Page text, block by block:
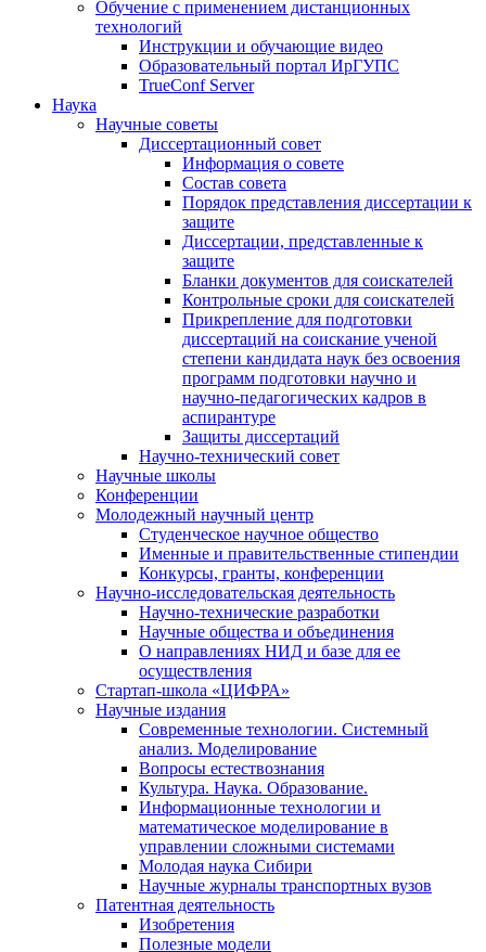
Обучение с применением дистанционных
технологий
Инструкции и обучающие видео
Образовательный портал ИрГУПС
TrueConf Server
Наука
Научные советы
Диссертационный совет
Информация о совете
Состав совета
Порядок представления диссертации к
защите
Диссертации, представленные к
защите
Бланки документов для соискателей
Контрольные сроки для соискателей
Прикрепление для подготовки
диссертаций на соискание ученой
степени кандидата наук без освоения
программ подготовки научно и
научно-педагогических кадров в
аспирантуре
Защиты диссертаций
Научно-технический совет
Научные школы
Конференции
Молодежный научный центр
Студенческое научное общество
Именные и правительственные стипендии
Конкурсы, гранты, конференции
Научно-исследовательская деятельность
Научно-технические разработки
Научные общества и объединения
О направлениях НИД и базе для ее
осуществления
Стартап-школа «ЦИФРА»
Научные издания
Современные технологии. Системный
анализ. Моделирование
Вопросы естествознания
Культура. Наука. Образование.
Информационные технологии и
математическое моделирование в
управлении сложными системами
Молодая наука Сибири
Научные журналы транспортных вузов
Патентная деятельность
Изобретения
Полезные модели